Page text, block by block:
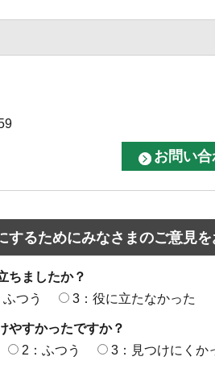
するためにみなさまのご意見
ちましたか？
ふつう 3：役に立たなかった
やすかったですか？
2：ふつう 3：見つけにくか